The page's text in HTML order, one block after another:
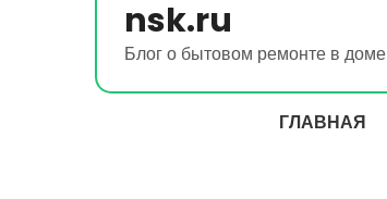
nsk.ru
Блог о бытовом ремонте в доме
ГЛАВНАЯ